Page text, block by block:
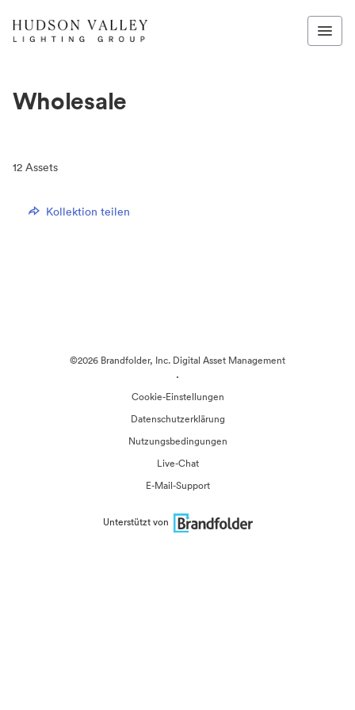
Wholesale
12 Assets
Kollektion teilen
©2026 Brandfolder, Inc. Digital Asset Management
·
Cookie-Einstellungen
Datenschutzerklärung
Nutzungsbedingungen
Live-Chat
E-Mail-Support
Unterstützt von